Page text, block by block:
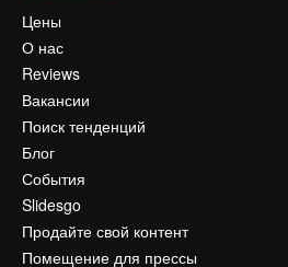
Цены
О нас
Reviews
Вакансии
Поиск тенденций
Блог
События
Slidesgo
Продайте свой контент
Помещение для прессы